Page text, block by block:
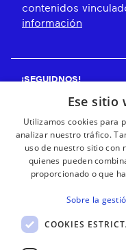
contenidos
información
¡SEGUIDNOS!
¡RECIBE NUESTROS
Ese sitio
Utilizamos cookies para
analizar nuestro tráfico.
uso de nuestro sitio con
quienes pueden
proporcionado o que
Sobre la
COOKIES